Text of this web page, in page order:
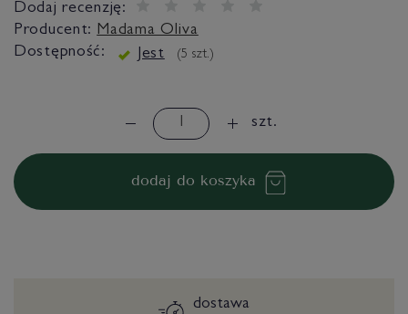
Dodaj recenzję:
Producent: Madama Oliva
Dostępność:
Jest (5 szt.)
szt.
dodaj do koszyka
dostawa